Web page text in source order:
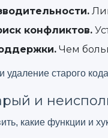
конфликтов.
Чем
удаление старого
и
какие функции и